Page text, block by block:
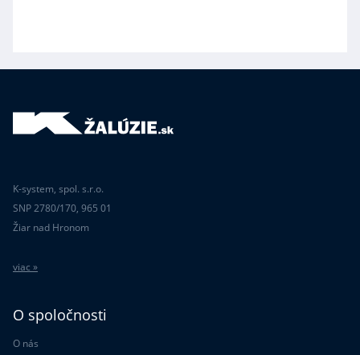
K-system, spol. s.r.o.
SNP 2780/170, 965 01
Žiar nad Hronom
viac »
O spoločnosti
O nás